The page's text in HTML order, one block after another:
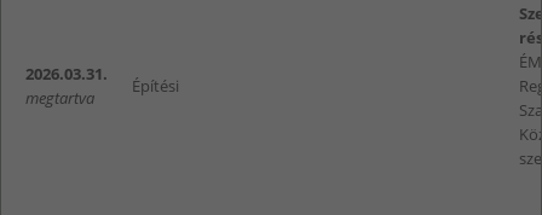
2026.03.31.
megtartva
Építési